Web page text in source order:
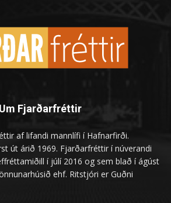
Um Fjarðarfréttir
af lifandi mannlífi í Hafnarfirði.
út árið 1969. Fjarðarfréttir í núverandi
í júlí 2016 og sem blað í ágúst
ehf. Ritstjóri er Guðni